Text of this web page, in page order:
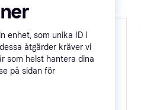
enhet, som unika ID i
åtgärder kräver vi
som helst hantera dina
på sidan för